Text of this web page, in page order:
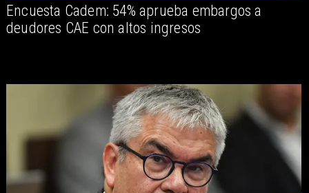
Encuesta Cadem: 54% aprueba embargos a
deudores CAE con altos ingresos